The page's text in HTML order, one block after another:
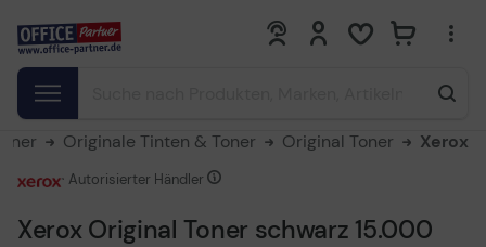
0 0
Originale Tinten & Toner Original Toner Xerox
Xerox Original Toner schwarz 15.000
Autorisierter Händler